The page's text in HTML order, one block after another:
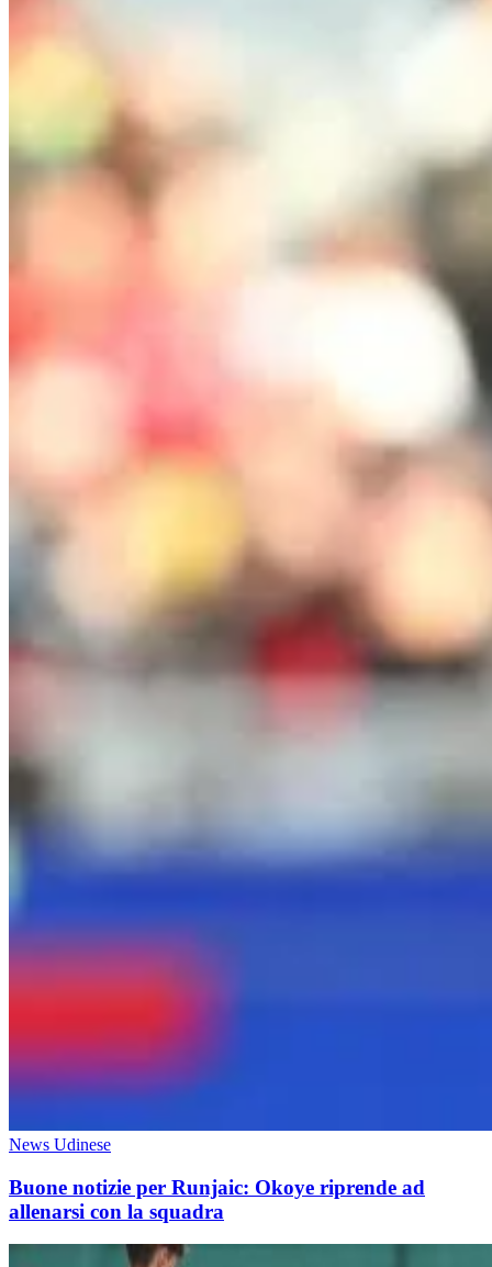
News Udinese
Buone notizie per Runjaic: Okoye riprende ad
allenarsi con la squadra